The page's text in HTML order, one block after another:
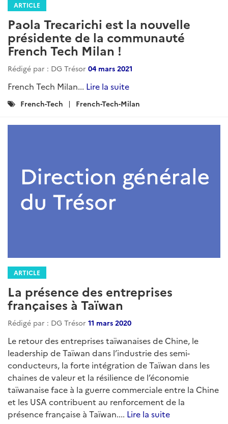
ARTICLE
Paola Trecarichi est la nouvelle
présidente de la communauté
French Tech Milan !
Rédigé par : DG Trésor 04 mars 2021
French Tech Milan... Lire la suite
Catégories
French-Tech French-Tech-Milan
ARTICLE
La présence des entreprises
françaises à Taïwan
Rédigé par : DG Trésor 11 mars 2020
Le retour des entreprises taïwanaises de Chine, le
leadership de Taïwan dans l’industrie des semi-
conducteurs, la forte intégration de Taïwan dans les
chaines de valeur et la résilience de l’économie
taïwanaise face à la guerre commerciale entre la Chine
et les USA contribuent au renforcement de la
présence française à Taïwan.... Lire la suite